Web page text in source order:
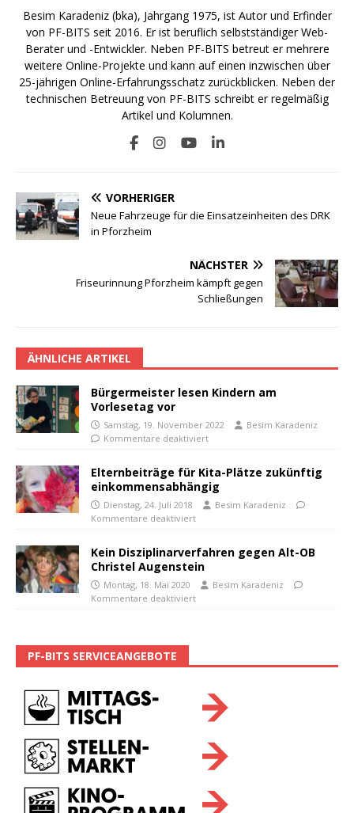
Besim Karadeniz (bka), Jahrgang 1975, ist Autor und Erfinder
von PF-BITS seit 2016. Er ist beruflich selbstständiger Web-
Berater und -Entwickler. Neben PF-BITS betreut er mehrere
weitere Online-Projekte und kann auf einen inzwischen über
25-jährigen Online-Erfahrungsschatz zurückblicken. Neben der
technischen Betreuung von PF-BITS schreibt er regelmäßig
Artikel und Kolumnen.
VORHERIGER
Neue Fahrzeuge für die Einsatzeinheiten des DRK
in Pforzheim
NÄCHSTER
Friseurinnung Pforzheim kämpft gegen
Schließungen
ÄHNLICHE ARTIKEL
Bürgermeister lesen Kindern am
Vorlesetag vor
Samstag, 19. November 2022
Besim Karadeniz
Kommentare deaktiviert
Elternbeiträge für Kita-Plätze zukünftig
einkommensabhängig
Dienstag, 24. Juli 2018
Besim Karadeniz
Kommentare deaktiviert
Kein Disziplinarverfahren gegen Alt-OB
Christel Augenstein
Montag, 18. Mai 2020
Besim Karadeniz
Kommentare deaktiviert
PF-BITS SERVICEANGEBOTE